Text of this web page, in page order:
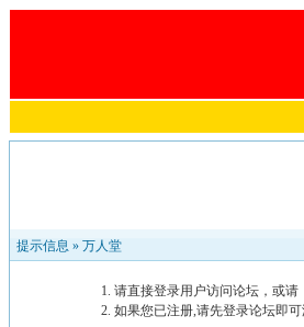
提示信息 » 万人堂
请直接登录用户访问论坛，或请
如果您已注册,请先登录论坛即